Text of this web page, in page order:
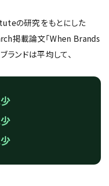
の研究をもとにした
掲載論文「When Brands
ランドは平均して、